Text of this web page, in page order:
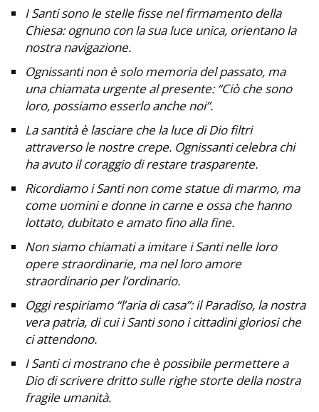
I Santi sono le stelle fisse nel firmamento della
Chiesa: ognuno con la sua luce unica, orientano la
nostra navigazione.
Ognissanti non è solo memoria del passato, ma
una chiamata urgente al presente: “Ciò che sono
loro, possiamo esserlo anche noi”.
La santità è lasciare che la luce di Dio filtri
attraverso le nostre crepe. Ognissanti celebra chi
ha avuto il coraggio di restare trasparente.
Ricordiamo i Santi non come statue di marmo, ma
come uomini e donne in carne e ossa che hanno
lottato, dubitato e amato fino alla fine.
Non siamo chiamati a imitare i Santi nelle loro
opere straordinarie, ma nel loro amore
straordinario per l’ordinario.
Oggi respiriamo “l’aria di casa”: il Paradiso, la nostra
vera patria, di cui i Santi sono i cittadini gloriosi che
ci attendono.
I Santi ci mostrano che è possibile permettere a
Dio di scrivere dritto sulle righe storte della nostra
fragile umanità.